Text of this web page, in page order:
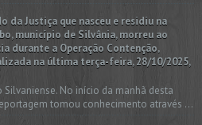
da Justiça que nasceu e residiu na
município de Silvânia, morreu ao
durante a Operação Contenção,
na última terça-feira, 28/10/2025,
No início da manhã desta
tomou conhecimento através ...